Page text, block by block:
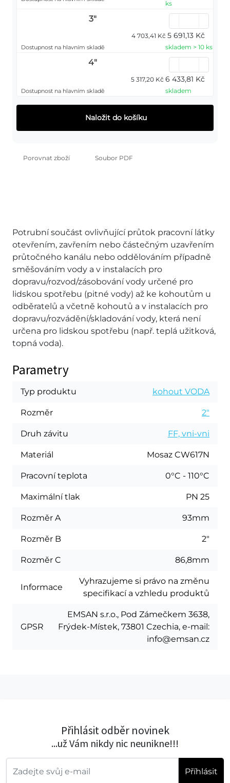
ks
3"
4 703,41 Kč 5 691,13 Kč
Dostupnost na hlavním skladě skladem > 10 ks
4"
5 317,20 Kč 6 433,81 Kč
Dostupnost na hlavním skladě skladem
Naložit do košíku
Porovnat zboží Soubor PDF
Potrubní součást ovlivňující průtok pracovní látky
otevřením, zavřením nebo částečným uzavřením
průtočného kanálu nebo oddělováním případně
směšováním vody a v instalacích pro
dopravu/rozvod/zásobování vody určené pro
lidskou spotřebu (pitné vody) až ke kohoutům u
odběratelů a včetně kohoutů a v instalacích pro
dopravu/rozvádění/skladování vody, která není
určena pro lidskou spotřebu (např. teplá užitková,
topná voda).
Parametry
Typ produktu kohout VODA
Rozměr 2"
Druh závitu FF, vni-vni
Materiál Mosaz CW617N
Pracovní teplota 0°C - 110°C
Maximální tlak PN 25
Rozměr A 93mm
Rozměr B 2"
Rozměr C 86,8mm
Informace
Vyhrazujeme si právo na změnu
specifikací a vzhledu produktů
GPSR
EMSAN s.r.o., Pod Zámečkem 3638,
Frýdek-Místek, 73801 Czechia, e-mail:
info@emsan.cz
Přihlásit odběr novinek
...už Vám nikdy nic neunikne!!!
Příhlásit